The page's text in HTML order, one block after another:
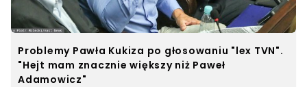
Problemy Pawła Kukiza po głosowaniu "lex TVN".
"Hejt mam znacznie większy niż Paweł
Adamowicz"